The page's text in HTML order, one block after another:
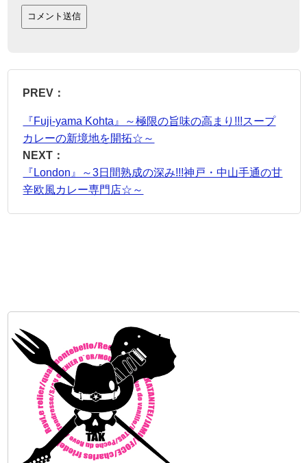
PREV：
『Fuji-yama Kohta』～極限の旨味の高まり!!!スープ
カレーの新境地を開拓☆～
NEXT：
『London』～3日間熟成の深み!!!神戸・中山手通の甘
辛欧風カレー専門店☆～